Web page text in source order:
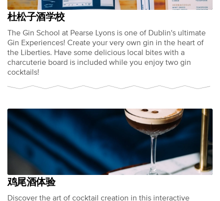
杜松子酒学校
The Gin School at Pearse Lyons is one of Dublin's ultimate
Gin Experiences! Create your very own gin in the heart of
the Liberties. Have some delicious local bites with a
charcuterie board is included while you enjoy two gin
cocktails!
鸡尾酒体验
Discover the art of cocktail creation in this interactive